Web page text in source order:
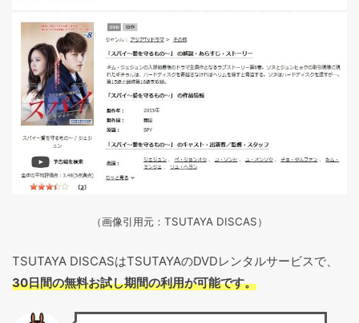
（画像引用元：TSUTAYA DISCAS）
TSUTAYA DISCASはTSUTAYAのDVDレンタルサービスで、
30日間の無料お試し期間の利用が可能です。